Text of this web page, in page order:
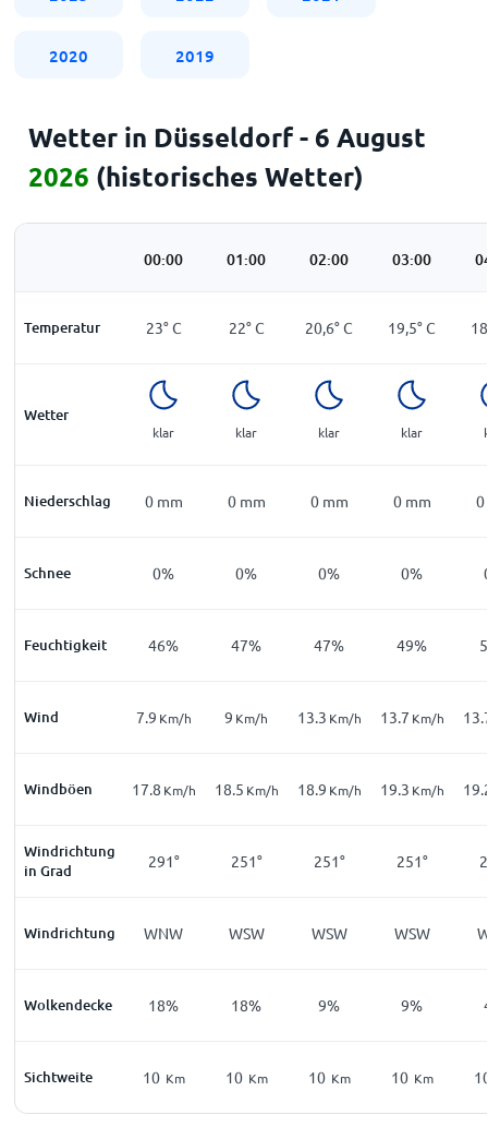
2020 2019
Wetter in Düsseldorf - 6 August
2026 (historisches Wetter)
00:00 01:00 02:00 03:00
Temperatur 23°C 22°C 20,6°C 19,5°C
Wetter
klar klar klar klar
Niederschlag 0 mm 0 mm 0 mm 0 mm 0
Schnee 0% 0% 0% 0%
Feuchtigkeit 46% 47% 47% 49%
Wind 7.9 Km/h 9 Km/h 13.3 Km/h 13.7 Km/h
Windböen 17.8 Km/h 18.5 Km/h 18.9 Km/h 19.3 Km/h
Windrichtung
in Grad
291° 251° 251° 251°
Windrichtung WNW WSW WSW WSW
Wolkendecke 18% 18% 9% 9%
Sichtweite 10 Km 10 Km 10 Km 10 Km